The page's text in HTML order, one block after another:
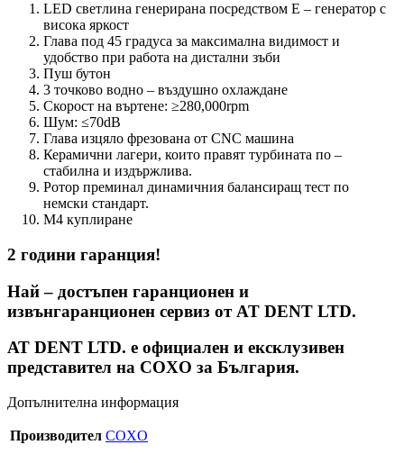
LED светлина генерирана посредством Е – генератор с
висока яркост
Глава под 45 градуса за максимална видимост и
удобство при работа на дистални зъби
Пуш бутон
3 точково водно – въздушно охлаждане
Скорост на въртене: ≥280,000rpm
Шум: ≤70dB
Глава изцяло фрезована от CNC машина
Керамични лагери, които правят турбината по –
стабилна и издържлива.
Ротор преминал динамичния балансиращ тест по
немски стандарт.
M4 куплиране
2 години гаранция!
Най – достъпен гаранционен и
извънгаранционен сервиз от AT DENT LTD.
АТ DENT LTD. е официален и ексклузивен
представител на COXO за България.
Допълнителна информация
Производител COXO